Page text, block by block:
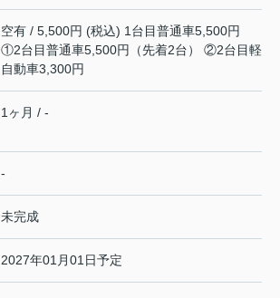
空有 / 5,500円 (税込) 1台目普通車5,500円
①2台目普通車5,500円（先着2台） ②2台目軽
自動車3,300円
1ヶ月 / -
-
未完成
2027年01月01日予定